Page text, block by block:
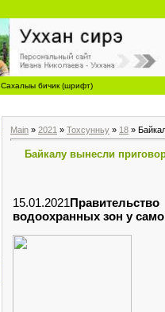
Сахалыы бичик (шрифт)
Main » 2021 » Тохсунньу » 18 »
Байкалу вынесли
15.01.2021
водоохранных зон у